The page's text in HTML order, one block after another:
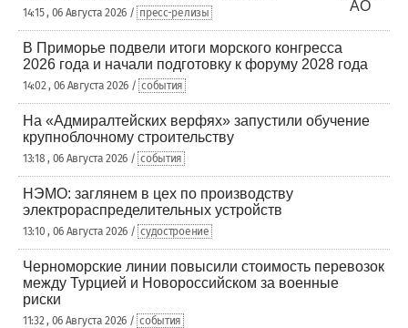
14:15 , 06 Августа 2026 / пресс-релизы
В Приморье подвели итоги морского конгресса
2026 года и начали подготовку к форуму 2028 года
14:02 , 06 Августа 2026 / события
На «Адмиралтейских верфях» запустили обучение
крупноблочному строительству
13:18 , 06 Августа 2026 / события
НЭМО: заглянем в цех по производству
электрораспределительных устройств
13:10 , 06 Августа 2026 / судостроение
Черноморские линии повысили стоимость перевозок
между Турцией и Новороссийском за военные
риски
11:32 , 06 Августа 2026 / события